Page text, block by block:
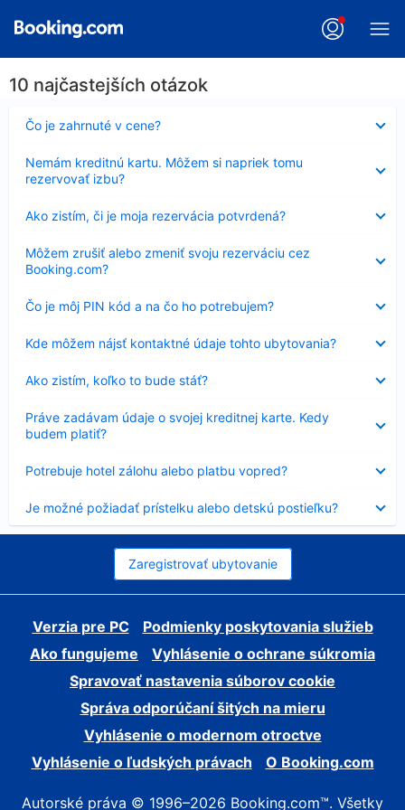
10 najčastejších otázok
Čo je zahrnuté v cene?
Nezobrazuje
sa
Nemám kreditnú kartu. Môžem si napriek tomu
rezervovať izbu?
sa
Ako zistím, či je moja rezervácia potvrdená?
sa
Môžem zrušiť alebo zmeniť svoju rezerváciu cez
Booking.com?
sa
Čo je môj PIN kód a na čo ho potrebujem?
Nezobrazuje
sa
Kde môžem nájsť kontaktné údaje tohto ubytovania?
sa
Ako zistím, koľko to bude stáť?
sa
Práve zadávam údaje o svojej kreditnej karte. Kedy
budem platiť?
sa
Potrebuje hotel zálohu alebo platbu vopred?
sa
Je možné požiadať prístelku alebo detskú postieľku?
sa
Zaregistrovať ubytovanie
Verzia pre PC
Podmienky poskytovania služieb
Ako fungujeme
Vyhlásenie o ochrane súkromia
Spravovať nastavenia súborov cookie
Správa odporúčaní šitých na mieru
Vyhlásenie o modernom otroctve
Vyhlásenie o ľudských právach
O Booking.com
Autorské práva © 1996–2026 Booking.com™. Všetky